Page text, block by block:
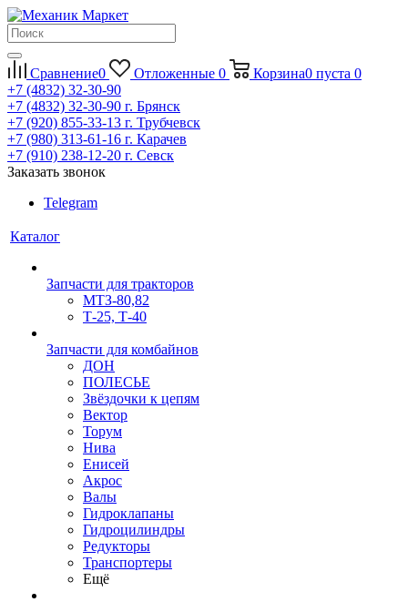
Сравнение0 Отложенные 0 Корзина0 пуста 0
+7 (4832) 32-30-90
+7 (4832) 32-30-90 г. Брянск
+7 (920) 855-33-13 г. Трубчевск
+7 (980) 313-61-16 г. Карачев
+7 (910) 238-12-20 г. Севск
Заказать звонок
Telegram
Каталог
Запчасти для тракторов
МТЗ-80,82
Т-25, Т-40
Запчасти для комбайнов
ДОН
ПОЛЕСЬЕ
Звёздочки к цепям
Вектор
Торум
Нива
Енисей
Акрос
Валы
Гидроклапаны
Гидроцилиндры
Редукторы
Транспортеры
Ещё